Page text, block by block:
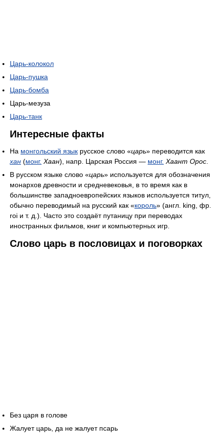
Царь-колокол
Царь-пушка
Царь-бомба
Царь-мезуза
Царь-танк
Интересные факты
На монгольский язык русское слово «царь» переводится как
хан (монг. Хаан), напр. Царская Россия — монг. Хаант Орос
В русском языке слово «царь» используется для обозначения
монархов древности и средневековья, в то время как в
большинстве западноевропейских языков используется титул,
обычно переводимый на русский как «король» (англ. king, фр.
roi и т. д.). Часто это создаёт путаницу при переводах
иностранных фильмов, книг и компьютерных игр.
Слово царь в пословицах и поговорках
Без царя в голове
Жалует царь, да не жалует псарь